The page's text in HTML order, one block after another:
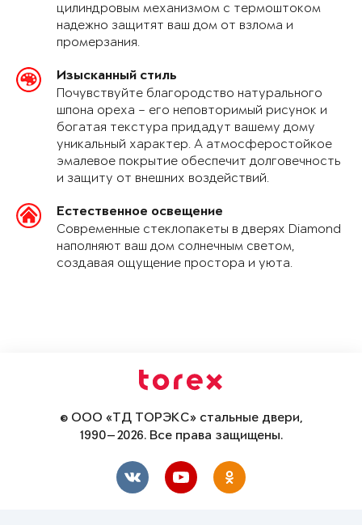
цилиндровым механизмом с термоштоком
надежно защитят ваш дом от взлома и
промерзания.
Изысканный стиль
Почувствуйте благородство натурального
шпона ореха – его неповторимый рисунок и
богатая текстура придадут вашему дому
уникальный характер. А атмосферостойкое
эмалевое покрытие обеспечит долговечность
и защиту от внешних воздействий.
Естественное освещение
Современные стеклопакеты в дверях Diamond
наполняют ваш дом солнечным светом,
создавая ощущение простора и уюта.
© ООО «ТД ТОРЭКС» стальные двери,
1990—2026. Все права защищены.